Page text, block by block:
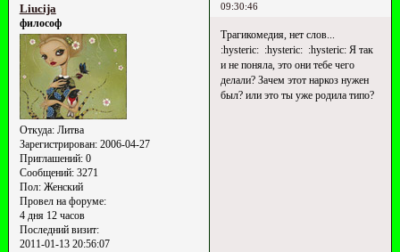
09:30:46
Liucija
философ
Откуда:Литва
Зарегистрирован: 2006-04-27
Приглашений:0
Сообщений:3271
Пол:Женский
Провел на форуме:
4 дня 12 часов
Последний визит:
2011-01-13 20:56:07
Трагикомедия, нет слов...
:hysteric: :hysteric: :hysteric: Я так
и не поняла, это они тебе чего
делали? Зачем этот наркоз нужен
был? или это ты уже родила типо?